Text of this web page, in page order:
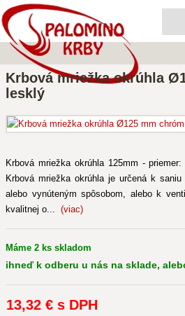
Krbová mriežka okrúhla
lesklý
Krbová mriežka okrúhla 125mm -
Krbová mriežka okrúhla je určená k
alebo vynúteným spôsobom, alebo k
kvalitnej o... (viac)
Máme 2 ks skladom
ihneď k odberu u nás na sklade,
13,32 € s DPH